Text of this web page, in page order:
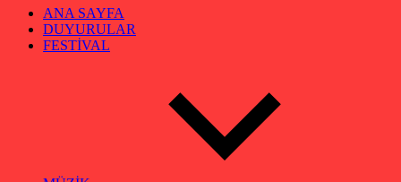
ANA SAYFA
DUYURULAR
FESTİVAL